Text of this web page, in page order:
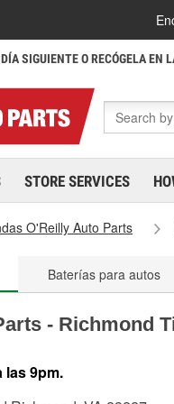
SIGUIENTE O RECÓGELA EN
STORE SERVICES
O'Reilly Auto Parts
Baterías para autos
- Richmond
las 9pm.